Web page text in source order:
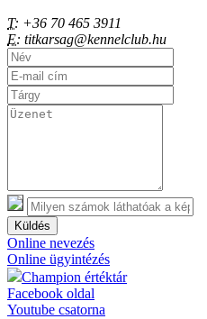
T: +36 70 465 3911
E: titkarsag@kennelclub.hu
Küldés
Online nevezés
Online ügyintézés
Champion értéktár
Facebook oldal
Youtube csatorna